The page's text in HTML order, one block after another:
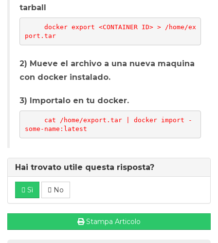
tarball
port.tar
2) Mueve el archivo a una nueva maquina
con docker instalado.
3) Importalo en tu docker.
some-name:latest
Hai trovato utile questa risposta?
Sì No
Stampa Articolo